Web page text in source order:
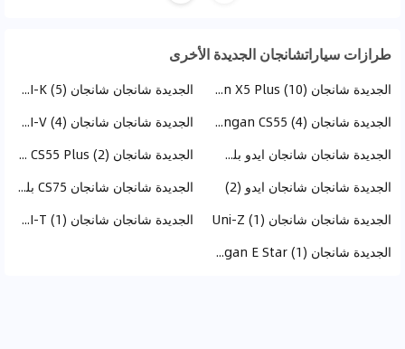
طرازات سياراتشانجان الجديدة الأخرى
الجديدة شانجان Changan X5 Plus (10)
الجديدة شانجان شانجان UNI-K (5)
الجديدة شانجان Changan CS55 (4)
الجديدة شانجان شانجان UNI-V (4)
الجديدة شانجان شانجان ايدو بلس (3)
الجديدة شانجان Changan CS55 Plus (2)
الجديدة شانجان شانجان ايدو (2)
الجديدة شانجان شانجان CS75 بلس (1)
الجديدة شانجان شانجان Uni-Z (1)
الجديدة شانجان شانجان UNI-T (1)
الجديدة شانجان Changan E Star (1)